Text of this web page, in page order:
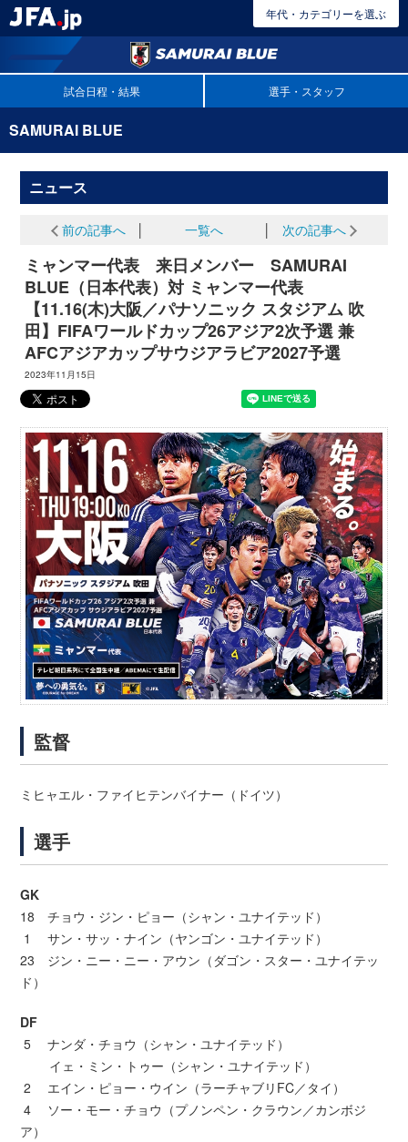
年代・カテゴリーを選ぶ
試合日程・結果 選手・スタッフ
SAMURAI BLUE
ニュース
前の記事へ 一覧へ 次の記事へ
ミャンマー代表 来日メンバー SAMURAI
BLUE（日本代表）対 ミャンマー代表
【11.16(木)大阪／パナソニック スタジアム 吹
田】FIFAワールドカップ26アジア2次予選 兼
AFCアジアカップサウジアラビア2027予選
2023年11月15日
監督
ミヒャエル・ファイヒテンバイナー（ドイツ）
選手
GK
18 チョウ・ジン・ピョー（シャン・ユナイテッド）
1 サン・サッ・ナイン（ヤンゴン・ユナイテッド）
23 ジン・ニー・ニー・アウン（ダゴン・スター・ユナイテッ
ド）
DF
5 ナンダ・チョウ（シャン・ユナイテッド）
イェ・ミン・トゥー（シャン・ユナイテッド）
2 エイン・ピョー・ウイン（ラーチャブリFC／タイ）
4 ソー・モー・チョウ（プノンペン・クラウン／カンボジ
ア）